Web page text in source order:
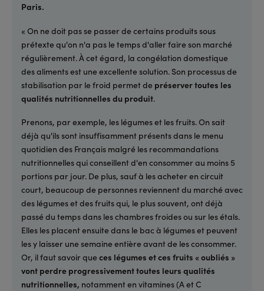
Paris.
« On ne doit pas se passer de certains produits sous
prétexte qu'on n'a pas le temps d'aller faire son marché
régulièrement. À cet égard, la congélation domestique
des aliments est une excellente solution. Son processus de
stabilisation par le froid permet de préserver toutes les
qualités nutritionnelles du produit.
Prenons, par exemple, les légumes et les fruits. On sait
déjà qu'ils sont insuffisamment présents dans le menu
quotidien des Français malgré les recommandations
nutritionnelles qui conseillent d'en consommer au moins 5
portions par jour. De plus, sauf à les acheter en circuit
court, beaucoup de personnes reviennent du marché avec
des légumes et des fruits qui, le plus souvent, ont déjà
passé du temps dans les chambres froides ou sur les étals.
Elles les placent ensuite dans le bac à légumes et peuvent
les y laisser une semaine entière avant de les consommer.
Or, il faut savoir queces légumes et ces fruits « oubliés »
vont perdre progressivement toutes leurs qualités
nutritionnelles, notamment en vitamines (A et C